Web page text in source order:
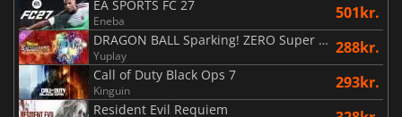
EA SPORTS FC 27
Eneba 501kr.
DRAGON BALL Sparking! ZERO Super Limit Breaking NEO
Yuplay 288kr.
Call of Duty Black Ops 7
Kinguin 293kr.
Resident Evil Requiem